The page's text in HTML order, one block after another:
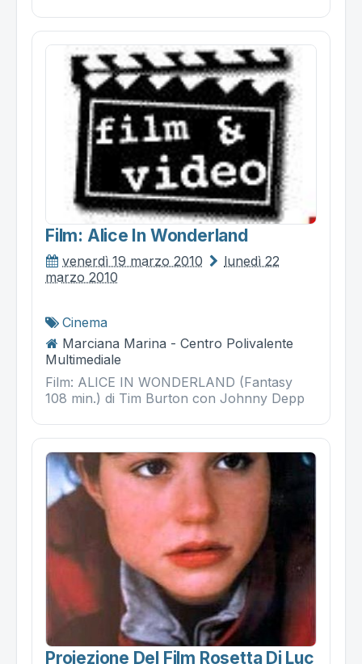
Film: Alice In Wonderland
venerdì 19 marzo 2010
lunedì 22
marzo 2010
Cinema
Marciana Marina - Centro Polivalente
Multimediale
Film: ALICE IN WONDERLAND (Fantasy
108 min.) di Tim Burton con Johnny Depp
Proiezione Del Film Rosetta Di Luc